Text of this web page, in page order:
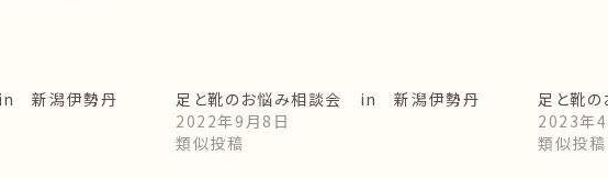
新潟伊勢丹
足と靴のお悩み相談会 in 新潟伊勢丹
2022年9月8日
類似投稿
足と靴
2023年
類似投稿